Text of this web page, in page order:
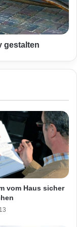
Dach
gestalten
vom Haus sicher